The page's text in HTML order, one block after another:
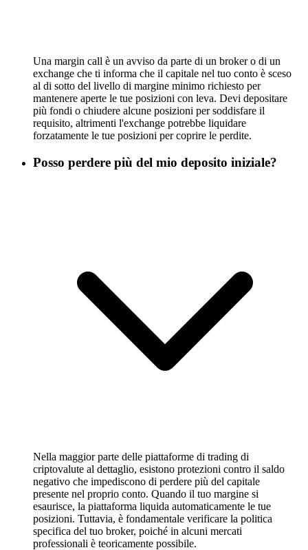
Una margin call è un avviso da parte di un broker o di un
exchange che ti informa che il capitale nel tuo conto è sceso
al di sotto del livello di margine minimo richiesto per
mantenere aperte le tue posizioni con leva. Devi depositare
più fondi o chiudere alcune posizioni per soddisfare il
requisito, altrimenti l'exchange potrebbe liquidare
forzatamente le tue posizioni per coprire le perdite.
Posso perdere più del mio deposito iniziale?
Nella maggior parte delle piattaforme di trading di
criptovalute al dettaglio, esistono protezioni contro il saldo
negativo che impediscono di perdere più del capitale
presente nel proprio conto. Quando il tuo margine si
esaurisce, la piattaforma liquida automaticamente le tue
posizioni. Tuttavia, è fondamentale verificare la politica
specifica del tuo broker, poiché in alcuni mercati
professionali è teoricamente possibile.